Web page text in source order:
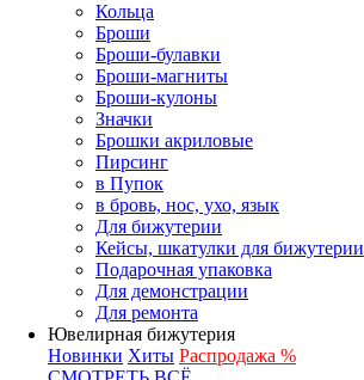
Кольца
Броши
Броши-булавки
Броши-магниты
Броши-кулоны
Значки
Брошки акриловые
Пирсинг
в Пупок
в бровь, нос, ухо, язык
Для бижутерии
Кейсы, шкатулки для бижутерии
Подарочная упаковка
Для демонстрации
Для ремонта
Ювелирная бижутерия
Новинки Хиты Распродажа %